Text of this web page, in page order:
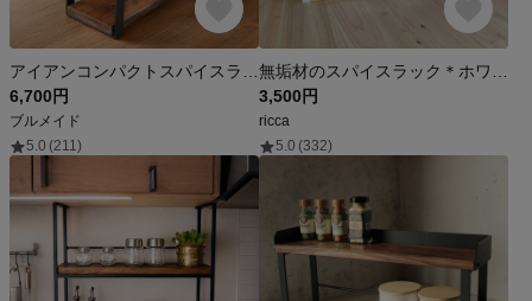
6,700円
ブルメイド
5.0 (211)
3,500円
ricca
5.0 (332)